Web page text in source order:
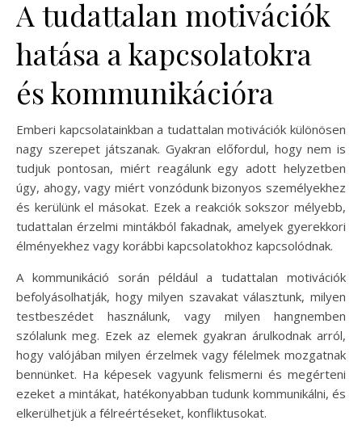
A tudattalan motivációk
hatása a kapcsolatokra
és kommunikációra
Emberi kapcsolatainkban a tudattalan motivációk különösen
nagy szerepet játszanak. Gyakran előfordul, hogy nem is
tudjuk pontosan, miért reagálunk egy adott helyzetben
úgy, ahogy, vagy miért vonzódunk bizonyos személyekhez
és kerülünk el másokat. Ezek a reakciók sokszor mélyebb,
tudattalan érzelmi mintákból fakadnak, amelyek gyerekkori
élményekhez vagy korábbi kapcsolatokhoz kapcsolódnak.
A kommunikáció során például a tudattalan motivációk
befolyásolhatják, hogy milyen szavakat választunk, milyen
testbeszédet használunk, vagy milyen hangnemben
szólalunk meg. Ezek az elemek gyakran árulkodnak arról,
hogy valójában milyen érzelmek vagy félelmek mozgatnak
bennünket. Ha képesek vagyunk felismerni és megérteni
ezeket a mintákat, hatékonyabban tudunk kommunikálni, és
elkerülhetjük a félreértéseket, konfliktusokat.